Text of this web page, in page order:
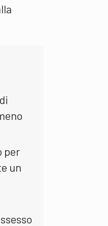
per
un